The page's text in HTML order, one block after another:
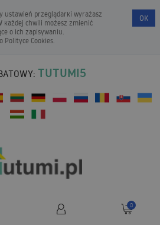
ustawień przeglądarki wyrażasz
każdej chwili możesz zmienić
o ich zapisywaniu.
Polityce Cookies.
OK
TUTUMI5
0